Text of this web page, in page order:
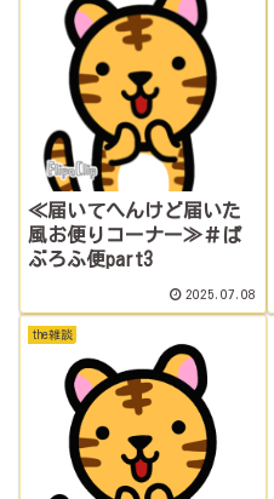
≪届いてへんけど届いた
風お便りコーナー≫＃ぱ
ぶろふ便part3
2025.07.08
the雑談